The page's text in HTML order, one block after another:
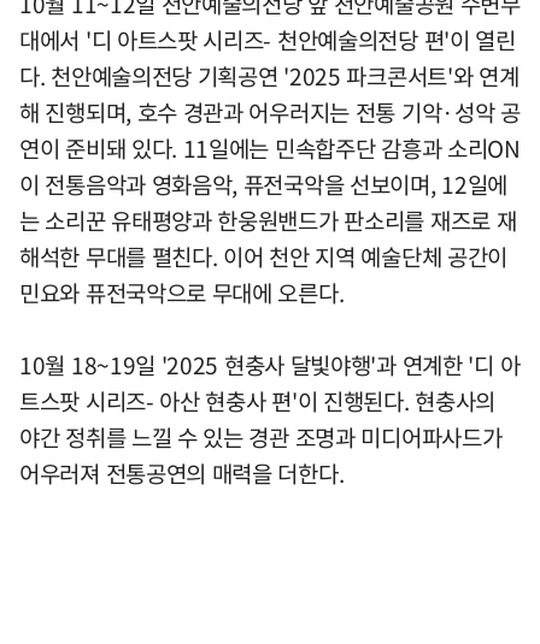
대에서 '디 아트스팟 시리즈- 천안예술의전당 편'이 열린
다. 천안예술의전당 기획공연 '2025 파크콘서트'와 연계
해 진행되며, 호수 경관과 어우러지는 전통 기악·성악 공
연이 준비돼 있다. 11일에는 민속합주단 감흥과 소리ON
이 전통음악과 영화음악, 퓨전국악을 선보이며, 12일에
는 소리꾼 유태평양과 한웅원밴드가 판소리를 재즈로 재
해석한 무대를 펼친다. 이어 천안 지역 예술단체 공간이
민요와 퓨전국악으로 무대에 오른다.
10월 18~19일 '2025 현충사 달빛야행'과 연계한 '디 아
트스팟 시리즈- 아산 현충사 편'이 진행된다. 현충사의
야간 정취를 느낄 수 있는 경관 조명과 미디어파사드가
어우러져 전통공연의 매력을 더한다.